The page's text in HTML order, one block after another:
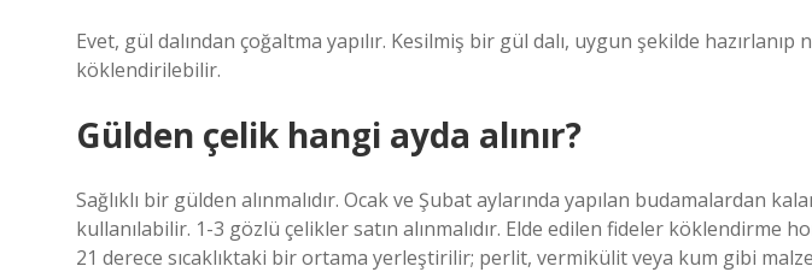
Evet, gül dalından çoğaltma yapılır. Kesilmiş bir gül dalı, uygun şekilde
köklendirilebilir.
Gülden çelik hangi ayda alınır?
Sağlıklı bir gülden alınmalıdır. Ocak ve Şubat aylarında yapılan budamalardan
kullanılabilir. 1-3 gözlü çelikler satın alınmalıdır. Elde edilen fideler köklendirme
21 derece sıcaklıktaki bir ortama yerleştirilir; perlit, vermikülit veya kum gibi